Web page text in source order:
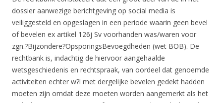
dossier aanwezige berichtgeving op social media is
veiliggesteld en opgeslagen in een periode waarin geen bevel
of bevelen ex artikel 126j Sv voorhanden was/waren voor
zgn.?Bijzondere?OpsporingsBevoegdheden (wet BOB). De
rechtbank is, indachtig de hiervoor aangehaalde
wetsgeschiedenis en rechtspraak, van oordeel dat genoemde
activiteiten echter w?l met dergelijke bevelen gedekt hadden
moeten zijn omdat deze moeten worden aangemerkt als het